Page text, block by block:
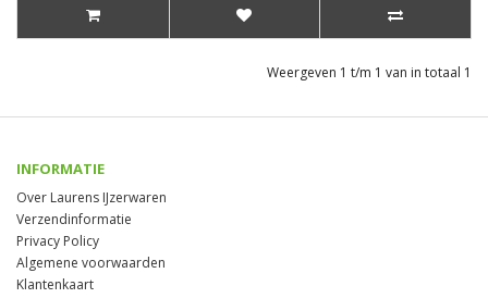
Weergeven 1 t/m 1 van in totaal 1
INFORMATIE
Over Laurens IJzerwaren
Verzendinformatie
Privacy Policy
Algemene voorwaarden
Klantenkaart